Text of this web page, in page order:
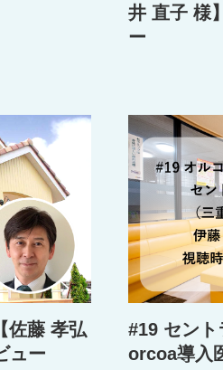
井 直子 様
ー
佐藤 孝弘
ュー
#19 セント
orcoa導入